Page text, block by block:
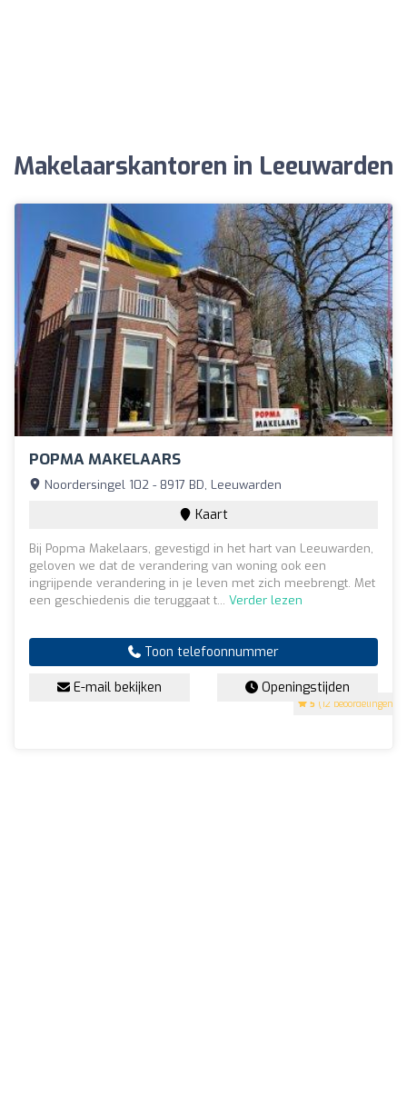
Makelaarskantoren in Leeuwarden
POPMA MAKELAARS
5 (12 beoordelingen)
Noordersingel 102 - 8917 BD, Leeuwarden
Kaart
Bij Popma Makelaars, gevestigd in het hart van Leeuwarden,
geloven we dat de verandering van woning ook een
ingrijpende verandering in je leven met zich meebrengt. Met
een geschiedenis die teruggaat t... Verder lezen
Toon telefoonnummer
E-mail bekijken Openingstijden